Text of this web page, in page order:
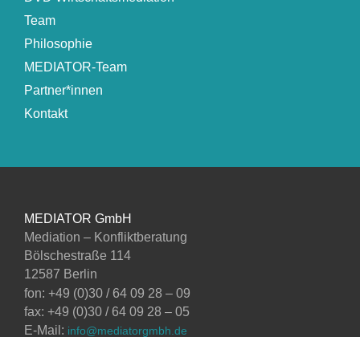
Team
Philosophie
MEDIATOR-Team
Partner*innen
Kontakt
MEDIATOR GmbH
Mediation – Konfliktberatung
Bölschestraße 114
12587 Berlin
fon: +49 (0)30 / 64 09 28 – 09
fax: +49 (0)30 / 64 09 28 – 05
E-Mail: info@mediatorgmbh.de